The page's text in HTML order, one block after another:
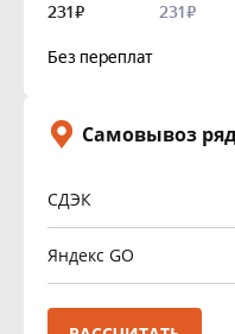
Самовывоз
СДЭК
Яндекс GO